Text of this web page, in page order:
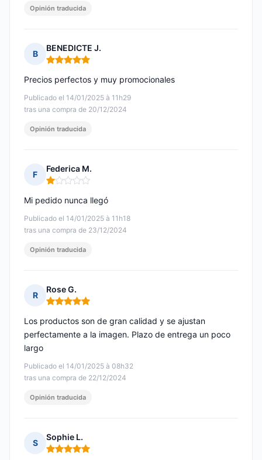
Opinión traducida
B
BENEDICTE J.
Nota: 5 de 5
Publicado el 14/01/2025 à 11h29
tras una compra de 20/12/2024
Precios perfectos y muy promocionales
Opinión traducida
F
Federica M.
Nota: 1 de 5
Publicado el 14/01/2025 à 11h18
tras una compra de 23/12/2024
Mi pedido nunca llegó
Opinión traducida
R
Rose G.
Nota: 5 de 5
Publicado el 14/01/2025 à 08h32
tras una compra de 22/12/2024
Los productos son de gran calidad y se ajustan
perfectamente a la imagen. Plazo de entrega un poco
largo
Opinión traducida
S
Sophie L.
Nota: 5 de 5